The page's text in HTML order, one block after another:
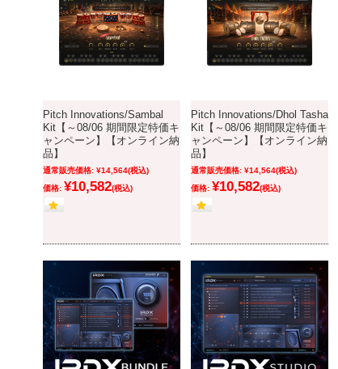
Pitch Innovations/Sambal
Kit【～08/06 期間限定特価キ
ャンペーン】【オンライン納
品】
通常販売価格: ¥14,564(税込)
価格: ¥10,582(税込)
Pitch Innovations/Dhol Tasha
Kit【～08/06 期間限定特価キ
ャンペーン】【オンライン納
品】
通常販売価格: ¥14,564(税込)
価格: ¥10,582(税込)